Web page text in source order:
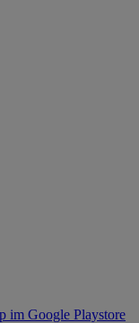
im Google Playstore